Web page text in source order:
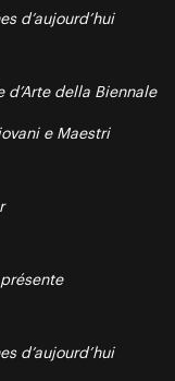
d’aujourd’hui
d’Arte della Biennale
e Maestri
d’aujourd’hui